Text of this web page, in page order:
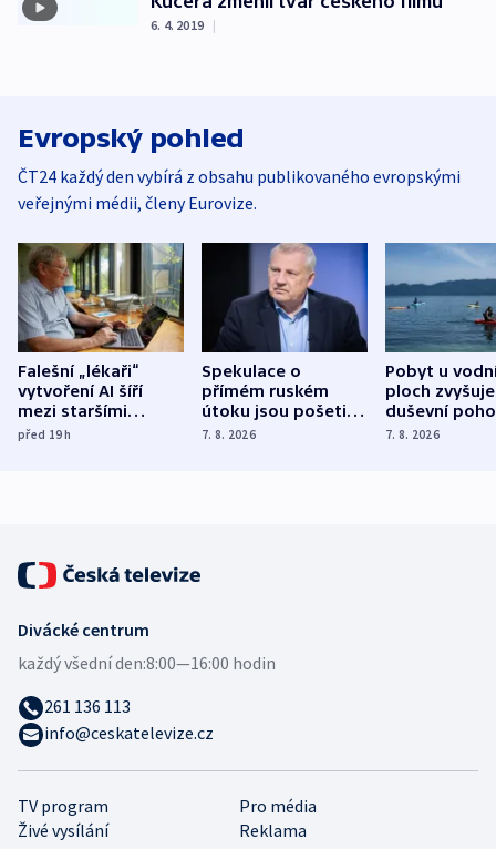
6. 4. 2019 |
Evropský pohled
ČT24 každý den vybírá z obsahu publikovaného evropskými
veřejnými médii, členy Eurovize.
Falešní „lékaři“
vytvoření AI šíří
mezi staršími
Poláky nebezpečné
před 19h
Spekulace o
přímém ruském
útoku jsou pošetilé,
míní estonský
7. 8. 2026
Pobyt u
ploch zvyšuje
duševní
ukázala
7. 8. 2026
TV program
Pro média
Živé vysílání
Reklama
Divácké centrum
každý všední den:8:00—16:00 hodin
261 136 113
info@ceskatelevize.cz